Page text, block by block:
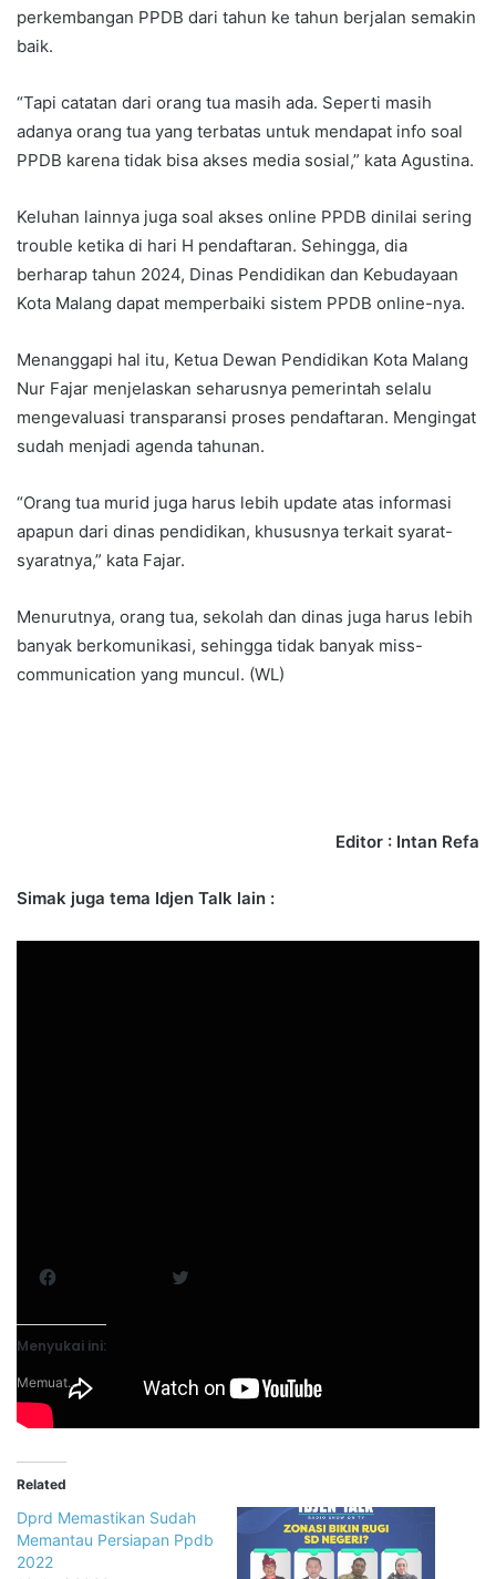
perkembangan PPDB dari tahun ke tahun berjalan semakin
baik.
“Tapi catatan dari orang tua masih ada. Seperti masih
adanya orang tua yang terbatas untuk mendapat info soal
PPDB karena tidak bisa akses media sosial,” kata Agustina.
Keluhan lainnya juga soal akses online PPDB dinilai sering
trouble ketika di hari H pendaftaran. Sehingga, dia
berharap tahun 2024, Dinas Pendidikan dan Kebudayaan
Kota Malang dapat memperbaiki sistem PPDB online-nya.
Menanggapi hal itu, Ketua Dewan Pendidikan Kota Malang
Nur Fajar menjelaskan seharusnya pemerintah selalu
mengevaluasi transparansi proses pendaftaran. Mengingat
sudah menjadi agenda tahunan.
“Orang tua murid juga harus lebih update atas informasi
apapun dari dinas pendidikan, khususnya terkait syarat-
syaratnya,” kata Fajar.
Menurutnya, orang tua, sekolah dan dinas juga harus lebih
banyak berkomunikasi, sehingga tidak banyak miss-
communication yang muncul. (WL)
Editor : Intan Refa
Simak juga tema Idjen Talk lain :
Menyukai ini:
Memuat...
Related
Dprd Memastikan Sudah
Memantau Persiapan Ppdb
2022